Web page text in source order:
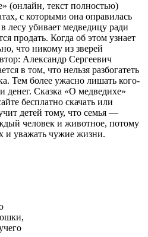
(онлайн, текст полностью)
с которыми она оправилась
лесу убивает медведицу ради
продать. Когда об этом узнает
что никому из зверей
Александр Сергеевич
в том, что нельзя разбогатеть
Тем более ужасно лишать кого-
денег. Сказка «О медведихе»
бесплатно скачать или
детей тому, что семья —
человек и животное, потому
и уважать чужие жизни.